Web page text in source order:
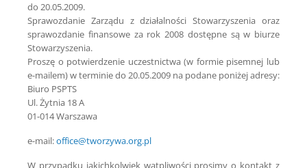
do 20.05.2009.
Sprawozdanie Zarządu z działalności Stowarzyszenia oraz
sprawozdanie finansowe za rok 2008 dostępne są w biurze
Stowarzyszenia.
Proszę o potwierdzenie uczestnictwa (w formie pisemnej lub
e-mailem) w terminie do 20.05.2009 na podane poniżej adresy:
Biuro PSPTS
Ul. Żytnia 18 A
01-014 Warszawa
e-mail:office@tworzywa.org.pl
W przypadku jakichkolwiek wątpliwości prosimy o kontakt z